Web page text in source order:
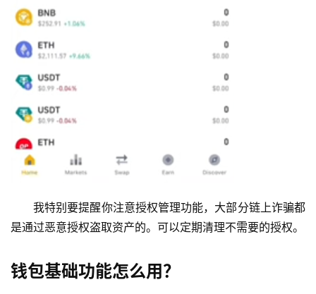
我特别要提醒你注意授权管理功能，大部分链上诈骗都
是通过恶意授权盗取资产的。可以定期清理不需要的授权。
钱包基础功能怎么用？